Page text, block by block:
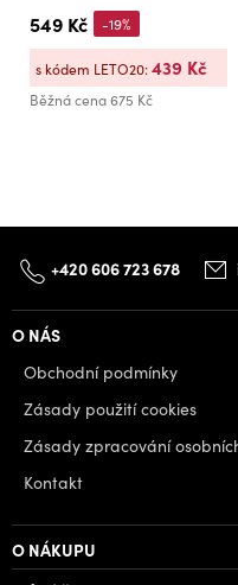
549 Kč
Běžná cena675 Kč
-19%
s kódem LETO20:439 Kč
+420 606 723 678
O NÁS
Obchodní podmínky
Zásady použití cookies
Zásady zpracování
Kontakt
O NÁKUPU